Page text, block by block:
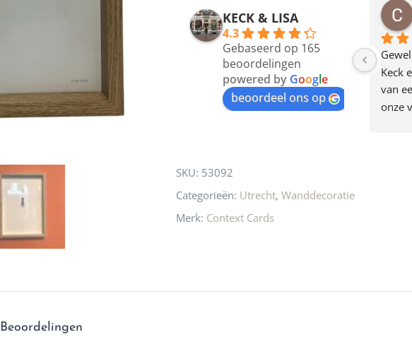
KECK & LISA
4.3
Gebaseerd op 165
beoordelingen
powered by Google
beoordeel ons op
rosawillemijn
Ik was een dagje in Utrecht
en ik kwam deze leuke
winkel tegen! Ze verkopen
hele leuke en unieke
ook heel aardig en gezellig
12 maanden geleden
Waarom in hemelsnaam
de woonwinkel op de
klippen  laten lopen? Waar
moeten nu de design
Keck
van
onze
SKU: 53092
Categorieën: Utrecht, Wanddecoratie
Merk: Context Cards
Beoordelingen